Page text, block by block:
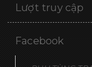
Lượt truy cập
Facebook